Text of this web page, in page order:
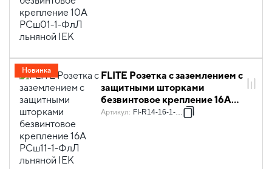
FLITE Розетка с заземлением с
защитными шторками
безвинтовое крепление 16А
РСш11-1-ФлЛ льняной IEK
Артикул: FI-R14-16-1-K88
Новинка